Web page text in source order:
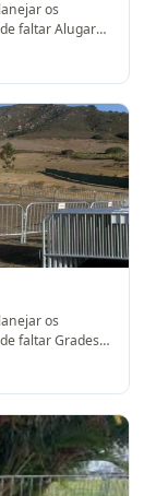
os
os